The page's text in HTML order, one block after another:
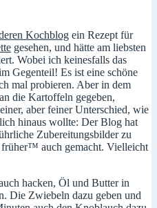
Kochblog ein Rezept für
gesehen, und hätte am liebsten
Wobei ich keinesfalls das
Gegenteil! Es ist eine schöne
mal probieren. Aber in dem
die Kartoffeln gegeben,
aber feiner Unterschied, wie
hinaus wollte: Der Blog hat
Zubereitungsbilder zu
auch gemacht. Vielleicht
hacken, Öl und Butter in
Die Zwiebeln dazu geben und